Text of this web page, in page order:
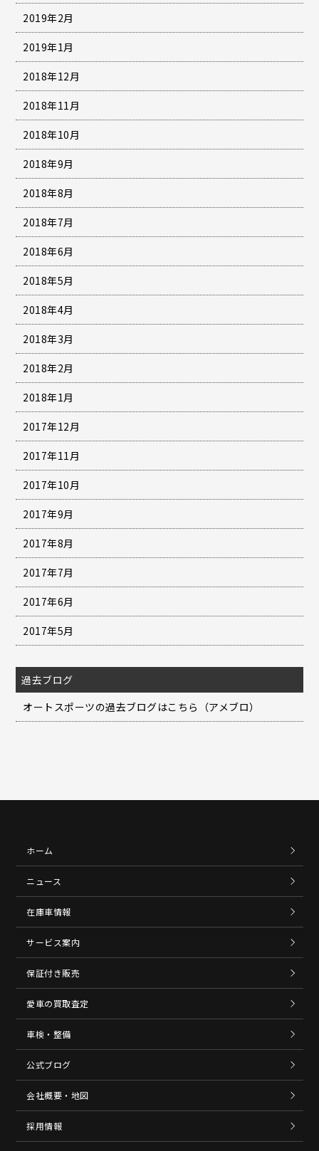
2019年2月
2019年1月
2018年12月
2018年11月
2018年10月
2018年9月
2018年8月
2018年7月
2018年6月
2018年5月
2018年4月
2018年3月
2018年2月
2018年1月
2017年12月
2017年11月
2017年10月
2017年9月
2017年8月
2017年7月
2017年6月
2017年5月
過去ブログ
オートスポーツの過去ブログはこちら（アメブロ）
ホーム
ニュース
在庫車情報
サービス案内
保証付き販売
愛車の買取査定
車検・整備
公式ブログ
会社概要・地図
採用情報